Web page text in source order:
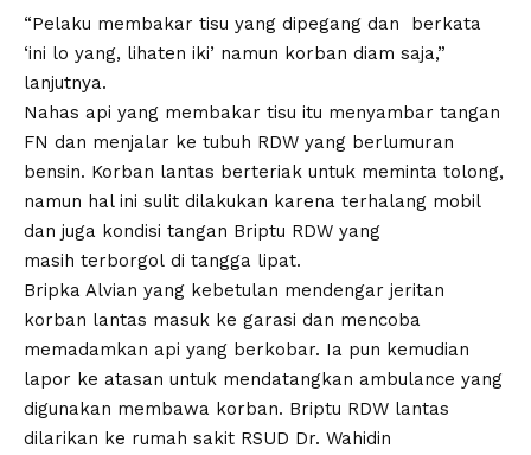
“Pelaku membakar tisu yang dipegang dan berkata
‘ini lo yang, lihaten iki’ namun korban diam saja,”
lanjutnya.
Nahas api yang membakar tisu itu menyambar tangan
FN dan menjalar ke tubuh RDW yang berlumuran
bensin. Korban lantas berteriak untuk meminta tolong,
namun hal ini sulit dilakukan karena terhalang mobil
dan juga kondisi tangan Briptu RDW yang
masih terborgol di tangga lipat.
Bripka Alvian yang kebetulan mendengar jeritan
korban lantas masuk ke garasi dan mencoba
memadamkan api yang berkobar. Ia pun kemudian
lapor ke atasan untuk mendatangkan ambulance yang
digunakan membawa korban. Briptu RDW lantas
dilarikan ke rumah sakit RSUD Dr. Wahidin